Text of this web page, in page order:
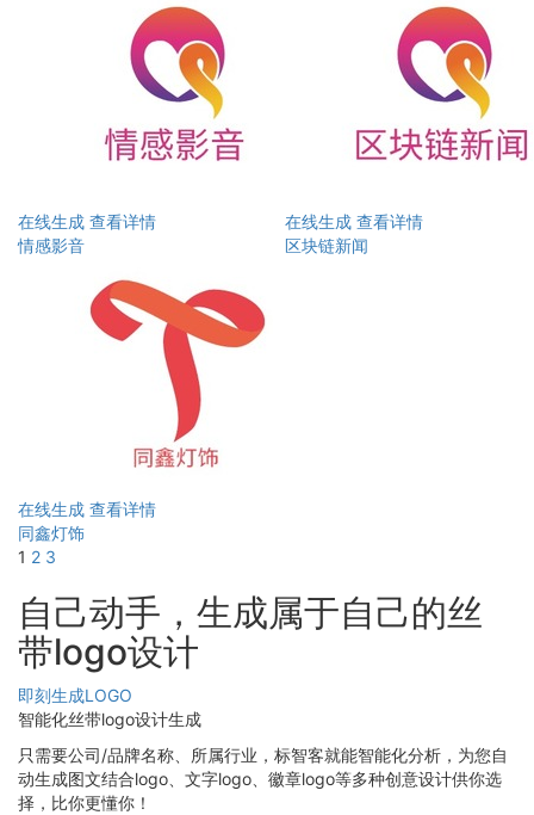
在线生成 查看详情
情感影音
在线生成 查看详情
区块链新闻
在线生成 查看详情
同鑫灯饰
1 2 3
自己动手，生成属于自己的丝
带logo设计
即刻生成LOGO
智能化丝带logo设计生成
只需要公司/品牌名称、所属行业，标智客就能智能化分析，为您自
动生成图文结合logo、文字logo、徽章logo等多种创意设计供你选
择，比你更懂你！